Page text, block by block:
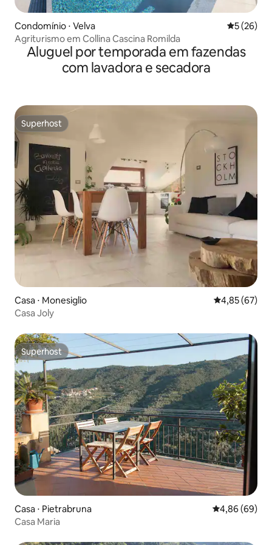
Condomínio ⋅ Velva 5 de uma
5 (26)
Agriturismo em Collina Cascina Romilda
Aluguel por temporada em fazendas
com lavadora e secadora
Superhost
Superhost
Casa ⋅ Monesiglio 4,85 de uma
4,85 (67)
Casa Joly
Superhost
Superhost
Casa ⋅ Pietrabruna 4,86 de uma
4,86 (69)
Casa Maria